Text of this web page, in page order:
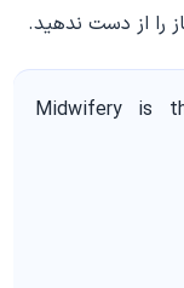
را از دست ندهید.
Midwifery is